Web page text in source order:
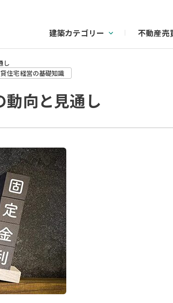
建築カテゴリー 不動産売
し
住宅経営の基礎知識
動向と見通し